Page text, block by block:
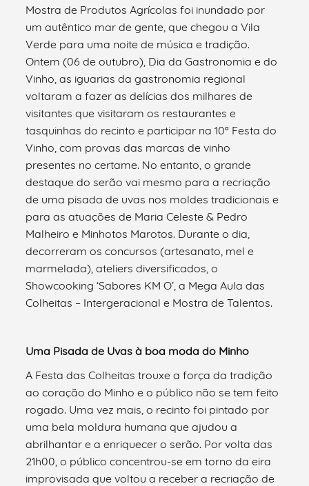
Mostra de Produtos Agrícolas foi inundado por
um autêntico mar de gente, que chegou a Vila
Verde para uma noite de música e tradição.
Ontem (06 de outubro), Dia da Gastronomia e do
Vinho, as iguarias da gastronomia regional
voltaram a fazer as delícias dos milhares de
visitantes que visitaram os restaurantes e
tasquinhas do recinto e participar na 10ª Festa do
Vinho, com provas das marcas de vinho
presentes no certame. No entanto, o grande
destaque do serão vai mesmo para a recriação
de uma pisada de uvas nos moldes tradicionais e
para as atuações de Maria Celeste & Pedro
Malheiro e Minhotos Marotos. Durante o dia,
decorreram os concursos (artesanato, mel e
marmelada), ateliers diversificados, o
Showcooking ‘Sabores KM O’, a Mega Aula das
Colheitas – Intergeracional e Mostra de Talentos.
Uma Pisada de Uvas à boa moda do Minho
A Festa das Colheitas trouxe a força da tradição
ao coração do Minho e o público não se tem feito
rogado. Uma vez mais, o recinto foi pintado por
uma bela moldura humana que ajudou a
abrilhantar e a enriquecer o serão. Por volta das
21h00, o público concentrou-se em torno da eira
improvisada que voltou a receber a recriação de